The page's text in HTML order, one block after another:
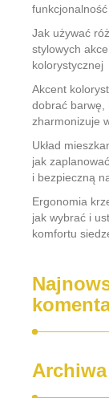
Jak używać
stylowych
kolorystycznej
Akcent
dobrać barwę,
zharmonizuje
Układ
jak
i bezpieczną
Ergonomia
jak wybrać i
komfortu
Archiwa